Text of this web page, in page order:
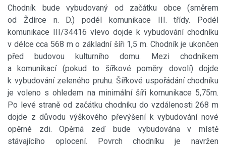
Chodník bude vybudovaný od začátku obce (směrem
od Ždírce n. D.) podél komunikace III. třídy. Podél
komunikace III/34416 vlevo dojde k vybudování chodníku
v délce cca 568 m o základní šíři 1,5 m. Chodník je ukončen
před budovou kulturního domu. Mezi chodníkem
a komunikací (pokud to šířkové poměry dovolí) dojde
k vybudování zeleného pruhu. Šířkové uspořádání chodníku
je voleno s ohledem na minimální šíři komunikace 5,75m.
Po levé straně od začátku chodníku do vzdálenosti 268 m
dojde z důvodu výškového převýšení k vybudování nové
opěrné zdi. Opěrná zeď bude vybudována v místě
stávajícího oplocení. Povrch chodníku je navržen